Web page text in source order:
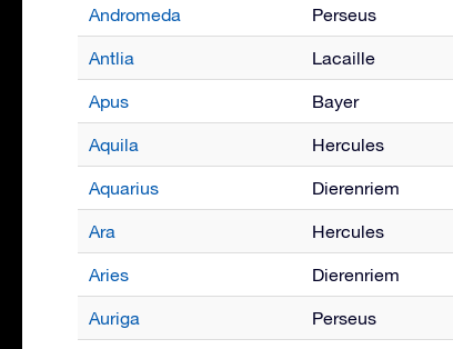
Andromeda Perseus
Antlia Lacaille
Apus Bayer
Aquila Hercules
Aquarius Dierenriem
Ara Hercules
Aries Dierenriem
Auriga Perseus